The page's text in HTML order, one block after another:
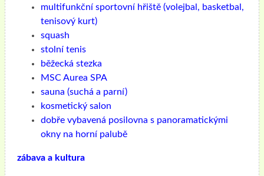
multifunkční sportovní hřiště (volejbal, basketbal,
tenisový kurt)
squash
stolní tenis
běžecká stezka
MSC Aurea SPA
sauna (suchá a parní)
kosmetický salon
dobře vybavená posilovna s panoramatickými
okny na horní palubě
zábava a kultura